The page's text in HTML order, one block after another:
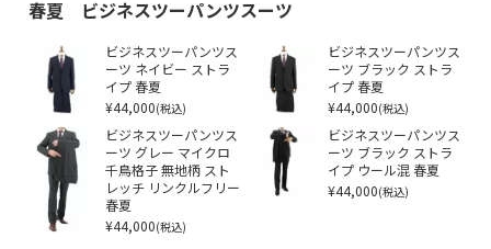
春夏 ビジネスツーパンツスーツ
ビジネスツーパンツス
ーツ ネイビー ストラ
イプ 春夏
¥44,000(税込)
ビジネスツーパンツス
ーツ ブラック ストラ
イプ 春夏
¥44,000(税込)
ビジネスツーパンツス
ーツ グレー マイクロ
千鳥格子 無地柄 スト
レッチ リンクルフリー
春夏
¥44,000(税込)
ビジネスツーパンツス
ーツ ブラック ストラ
イプ ウール混 春夏
¥44,000(税込)